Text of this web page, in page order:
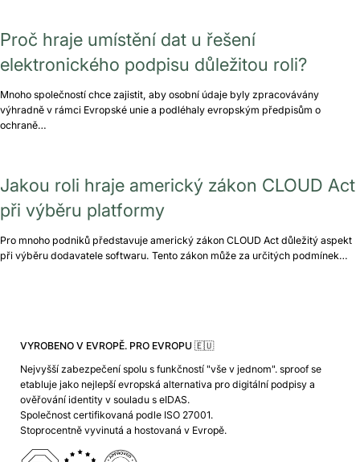
Proč hraje umístění dat u řešení
elektronického podpisu důležitou roli?
Mnoho společností chce zajistit, aby osobní údaje byly zpracovávány
výhradně v rámci Evropské unie a podléhaly evropským předpisům o
ochraně…
Jakou roli hraje americký zákon CLOUD Act
při výběru platformy
Pro mnoho podniků představuje americký zákon CLOUD Act důležitý aspekt
při výběru dodavatele softwaru. Tento zákon může za určitých podmínek…
VYROBENO V EVROPĚ. PRO EVROPU 🇪🇺
Nejvyšší zabezpečení spolu s funkčností "vše v jednom". sproof se
etabluje jako nejlepší evropská alternativa pro digitální podpisy a
ověřování identity v souladu s eIDAS.
Společnost certifikovaná podle ISO 27001.
Stoprocentně vyvinutá a hostovaná v Evropě.